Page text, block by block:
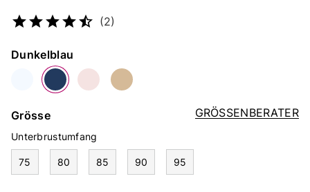
(2)
Farbe
Dunkelblau
GRÖSSENBERATER
Grösse
Unterbrustumfang
75 80 85 90 95